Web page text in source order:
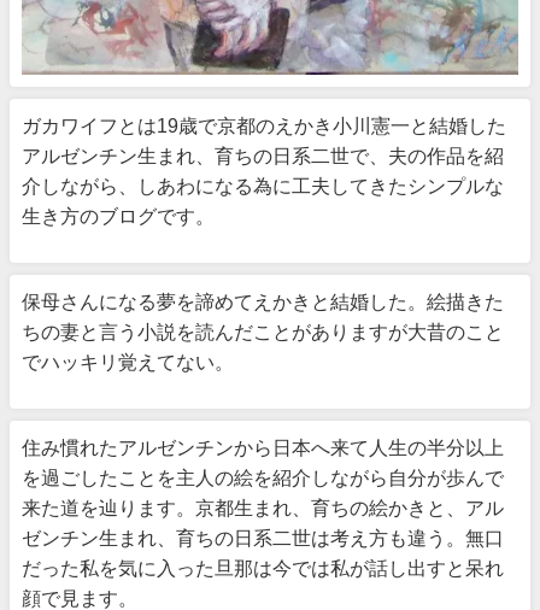
ガカワイフとは19歳で京都のえかき小川憲一と結婚した
アルゼンチン生まれ、育ちの日系二世で、夫の作品を紹
介しながら、しあわになる為に工夫してきたシンプルな
生き方のブログです。
保母さんになる夢を諦めてえかきと結婚した。絵描きた
ちの妻と言う小説を読んだことがありますが大昔のこと
でハッキリ覚えてない。
住み慣れたアルゼンチンから日本へ来て人生の半分以上
を過ごしたことを主人の絵を紹介しながら自分が歩んで
来た道を辿ります。京都生まれ、育ちの絵かきと、アル
ゼンチン生まれ、育ちの日系二世は考え方も違う。無口
だった私を気に入った旦那は今では私が話し出すと呆れ
顔で見ます。